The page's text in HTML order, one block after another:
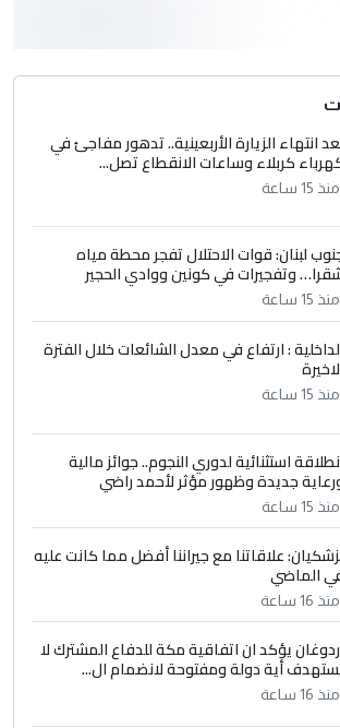
مستعجل جدا ولامصلحة فيه
للمواطن القرار الصائب يكون بعد
ومغرفة ...
الصحة يعفي مدير مستشفى الكرخ
4
من عصابة علي ماما يسقط
الثالث للعراق ومن اصول عريقة
يرد على صدام حسين سل
الزنا (نص كامل)
5
من عصابة علي ماما يسقط
الثالث للعراق ومن اصول عريقة
يرد على صدام حسين سل
الزنا (نص كامل)
انتهاء الزيارة الأربعينية.. تدهور مفاجئ في
كربلاء وساعات الانقطاع تصل...
منذ 15 ساعة
لبنان: قوات الاحتلال تفجر محطة مياه
وتفجيرات في كونين ووادي الحجير
منذ 15 ساعة
: ارتفاع في معدل الشائعات خلال الفترة
منذ 15 ساعة
استثنائية لدوري النجوم.. جوائز مالية
جديدة وظهور مؤثر لأحمد راضي
منذ 15 ساعة
علاقاتنا مع جيراننا أفضل مما كانت عليه
الماضي
منذ 16 ساعة
يؤكد ان اتفاقية مكة للدفاع المشترك لا
أية دولة ومفتوحة لانضمام ال...
منذ 16 ساعة